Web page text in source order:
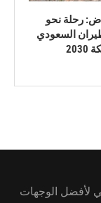
رحلة نحو
السعودي
لأفضل الوجهات